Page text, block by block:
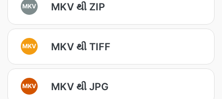
MKV MKV થી ZIP
MKV MKV થી TIFF
MKV MKV થી JPG